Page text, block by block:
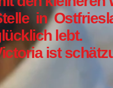
in
lebt.
ist